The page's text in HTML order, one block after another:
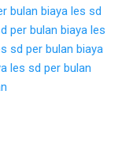
bulan biaya les sd
per bulan biaya les
sd per bulan biaya
les sd per bulan